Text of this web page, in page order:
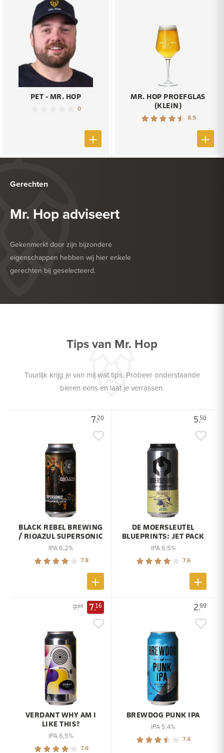
PET - MR. HOP
0
MR. HOP PROEFGLAS
(KLEIN)
8.5
Gerechten
Mr. Hop adviseert
Gekenmerkt door zijn bijzondere
eigenschappen hebben wij hier enkele
gerechten bij geselecteerd.
HEERLIJK BIJ
Tips van Mr. Hop
Tuurlijk krijg je van mij wat tips. Probeer onderstaande
bieren eens en laat je verrassen.
7.20
BLACK REBEL BREWING
/ RIOAZUL SUPERSONIC
IPA 6,2%
7.8
5.50
DE MOERSLEUTEL
BLUEPRINTS: JET PACK
IPA 6,5%
7.6
7.95 7.16
VERDANT WHY AM I
LIKE THIS?
IPA 6,5%
7.6
2.99
BREWDOG PUNK IPA
IPA 5,4%
7.4